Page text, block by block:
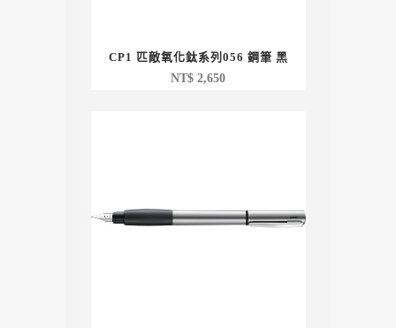
CP1 匹敵氧化鈦系列056 鋼筆 黑
NT$ 2,650